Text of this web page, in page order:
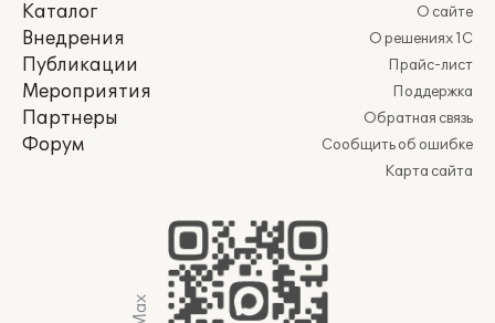
Каталог
Внедрения
Публикации
Мероприятия
Партнеры
Форум
О сайте
О решениях 1С
Прайс-лист
Поддержка
Обратная связь
Сообщить об ошибке
Карта сайта